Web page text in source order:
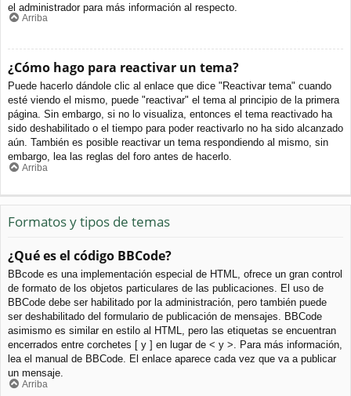
el administrador para más información al respecto.
Arriba
¿Cómo hago para reactivar un tema?
Puede hacerlo dándole clic al enlace que dice "Reactivar tema" cuando
esté viendo el mismo, puede "reactivar" el tema al principio de la primera
página. Sin embargo, si no lo visualiza, entonces el tema reactivado ha
sido deshabilitado o el tiempo para poder reactivarlo no ha sido alcanzado
aún. También es posible reactivar un tema respondiendo al mismo, sin
embargo, lea las reglas del foro antes de hacerlo.
Arriba
Formatos y tipos de temas
¿Qué es el código BBCode?
BBcode es una implementación especial de HTML, ofrece un gran control
de formato de los objetos particulares de las publicaciones. El uso de
BBCode debe ser habilitado por la administración, pero también puede
ser deshabilitado del formulario de publicación de mensajes. BBCode
asimismo es similar en estilo al HTML, pero las etiquetas se encuentran
encerrados entre corchetes [ y ] en lugar de < y >. Para más información,
lea el manual de BBCode. El enlace aparece cada vez que va a publicar
un mensaje.
Arriba